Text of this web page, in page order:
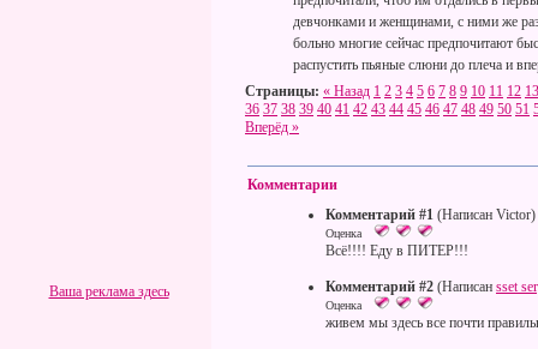
Ваша реклама здесь
девчонками и женщинами, с ними же
больно многие сейчас предпочитают
распустить пьяные слюни до плеча и
Страницы: « Назад 1 2 3 4 5 6 7 8 9 10 11 12 13
36 37 38 39 40 41 42 43 44 45 46 47 48 49 50 51
Вперёд »
Комментарии
Комментарий #1 (Написан Victor)
Оценка
Всё!!!! Еду в ПИТЕР!!!
Комментарий #2 (Написан sset
Оценка
живем мы здесь все почти